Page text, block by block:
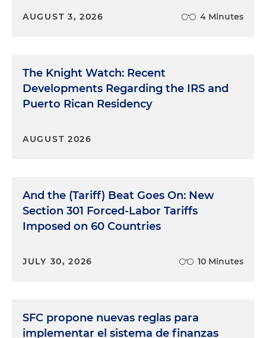
AUGUST 3, 2026 4 Minutes
The Knight Watch: Recent
Developments Regarding the IRS and
Puerto Rican Residency
AUGUST 2026
And the (Tariff) Beat Goes On: New
Section 301 Forced-Labor Tariffs
Imposed on 60 Countries
JULY 30, 2026 10 Minutes
SFC propone nuevas reglas para
implementar el sistema de finanzas